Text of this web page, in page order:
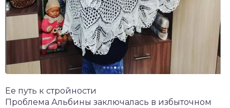
Ее путь к стройности
Проблема Альбины заключалась в избыточном